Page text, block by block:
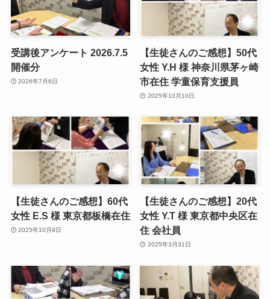
受講後アンケート 2026.7.5
開催分
2026年7月6日
【生徒さんのご感想】50代
女性 Y.H 様 神奈川県茅ヶ崎
市在住 学童保育支援員
2025年10月10日
【生徒さんのご感想】60代
女性 E.S 様 東京都板橋在住
2025年10月9日
【生徒さんのご感想】20代
女性 Y.T 様 東京都中央区在
住 会社員
2025年3月31日